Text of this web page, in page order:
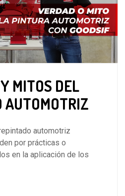
MITOS DEL
AUTOMOTRIZ
automotriz
por prácticas o
en la aplicación de los